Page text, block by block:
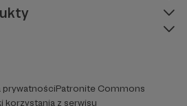
prywatnościPatronite Commons
korzystania z serwisu